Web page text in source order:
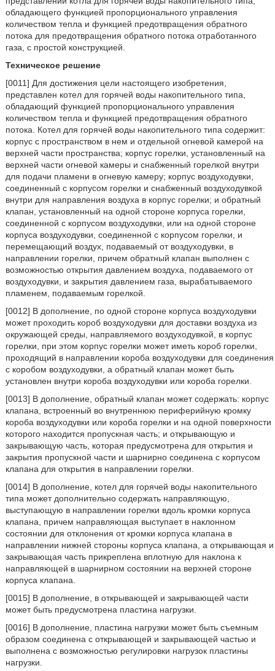
обладающего функцией пропорционального управления
количеством тепла и функцией предотвращения обратного
потока для предотвращения обратного потока отработанного
газа, с простой конструкцией.
Техническое решение
[0011] Для достижения цели настоящего изобретения,
представлен котел для горячей воды накопительного типа,
обладающий функцией пропорционального управления
количеством тепла и функцией предотвращения обратного
потока. Котел для горячей воды накопительного типа содержит:
корпус с пространством в нем и отдельной огневой камерой на
верхней части пространства; корпус горелки, установленный на
верхней части огневой камеры и снабженный горелкой внутри
для подачи пламени в огневую камеру; корпус воздуходувки,
соединенный с корпусом горелки и снабженный воздуходувкой
внутри для направления воздуха в корпус горелки; и обратный
клапан, установленный на одной стороне корпуса горелки,
соединенной с корпусом воздуходувки, или на одной стороне
корпуса воздуходувки, соединенной с корпусом горелки, и
перемещающий воздух, подаваемый от воздуходувки, в
направлении горелки, причем обратный клапан выполнен с
возможностью открытия давлением воздуха, подаваемого от
воздуходувки, и закрытия давлением газа, вырабатываемого
пламенем, подаваемым горелкой.
[0012] В дополнение, по одной стороне корпуса воздуходувки
может проходить короб воздуходувки для доставки воздуха из
окружающей среды, направляемого воздуходувкой, в корпус
горелки, при этом корпус горелки может иметь короб горелки,
проходящий в направлении короба воздуходувки для соединения
с коробом воздуходувки, а обратный клапан может быть
установлен внутри короба воздуходувки или короба горелки.
[0013] В дополнение, обратный клапан может содержать: корпус
клапана, встроенный во внутреннюю периферийную кромку
короба воздуходувки или короба горелки и на одной поверхности
которого находится пропускная часть; и открывающую и
закрывающую часть, которая предусмотрена для открытия и
закрытия пропускной части и шарнирно соединена с корпусом
клапана для открытия в направлении горелки.
[0014] В дополнение, котел для горячей воды накопительного
типа может дополнительно содержать направляющую,
выступающую в направлении горелки вдоль кромки корпуса
клапана, причем направляющая выступает в наклонном
состоянии для отклонения от кромки корпуса клапана в
направлении нижней стороны корпуса клапана, а открывающая и
закрывающая часть прикреплена вплотную для наклона к
направляющей в шарнирном состоянии на верхней стороне
корпуса клапана.
[0015] В дополнение, в открывающей и закрывающей части
может быть предусмотрена пластина нагрузки.
[0016] В дополнение, пластина нагрузки может быть съемным
образом соединена с открывающей и закрывающей частью и
выполнена с возможностью регулировки нагрузок пластины
нагрузки.